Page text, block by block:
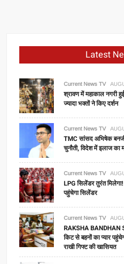
Latest
Current News TV
श्रावण में महाकाल नगरी
ज्यादा भक्तों ने किए दर्शन
Current News TV
TMC सांसद अभिषेक
चुनौती, विदेश में इलाज का
Current News TV
LPG सिलेंडर तुरंत
पहुंचेगा सिलेंडर
Current News TV
RAKSHA BANDHAN
किट से बहनों का प्यार
राखी गिफ्ट की खासियत